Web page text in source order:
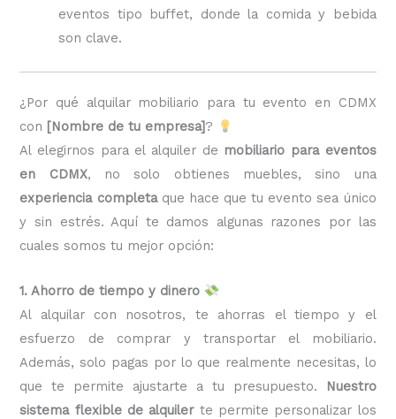
eventos tipo buffet, donde la comida y bebida
son clave.
¿Por qué alquilar mobiliario para tu evento en CDMX
con [Nombre de tu empresa]?
Al elegirnos para el alquiler de mobiliario para eventos
en CDMX, no solo obtienes muebles, sino una
experiencia completaque hace que tu evento sea único
y sin estrés. Aquí te damos algunas razones por las
cuales somos tu mejor opción:
1. Ahorro de tiempo y dinero
Al alquilar con nosotros, te ahorras el tiempo y el
esfuerzo de comprar y transportar el mobiliario.
Además, solo pagas por lo que realmente necesitas, lo
que te permite ajustarte a tu presupuesto.
Nuestro
sistema flexible de alquilerte permite personalizar los